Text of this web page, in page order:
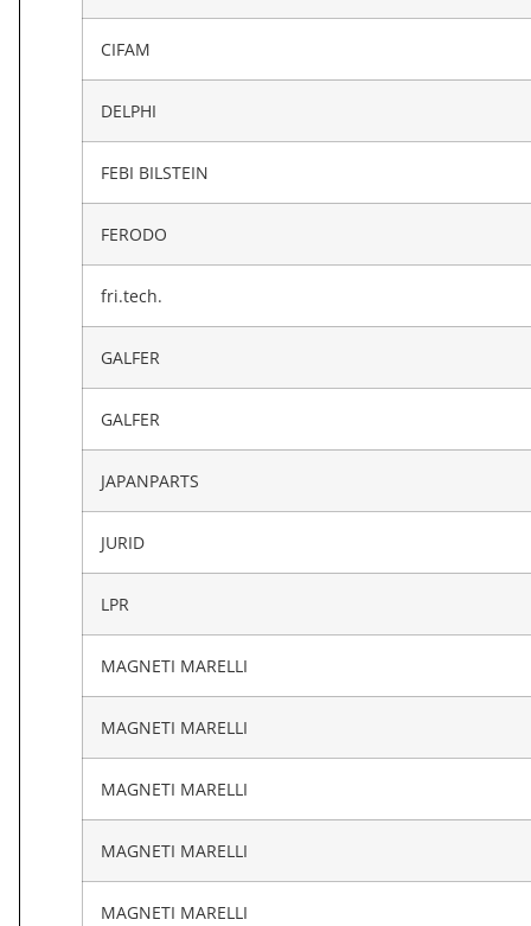
CIFAM
DELPHI
FEBI BILSTEIN
FERODO
fri.tech.
GALFER
GALFER
JAPANPARTS
JURID
LPR
MAGNETI MARELLI
MAGNETI MARELLI
MAGNETI MARELLI
MAGNETI MARELLI
MAGNETI MARELLI